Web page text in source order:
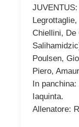
Legrottaglie,
Chiellini, De
Poulsen,
Piero,
In
Iaquinta.
Allenatore: